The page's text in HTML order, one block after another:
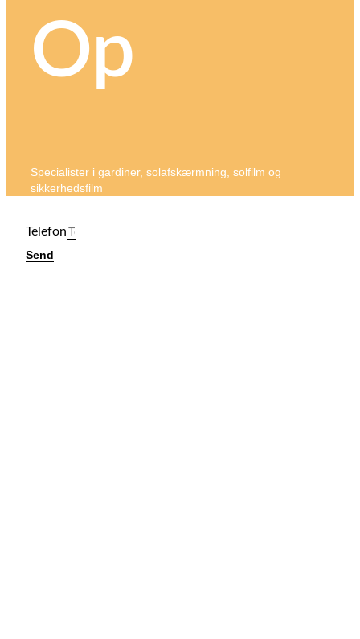
Op
Specialister i gardiner, solafskærmning, solfilm og
sikkerhedsfilm
Telefon
Send